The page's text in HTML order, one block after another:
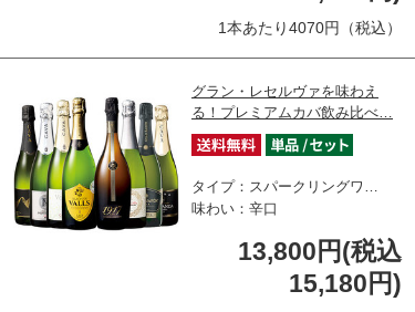
1本あたり4070円（税込）
グラン・レセルヴァを味わえ
る！プレミアムカバ飲み比べ…
タイプ：スパークリングワ…
味わい：辛口
13,800円(税込
15,180円)